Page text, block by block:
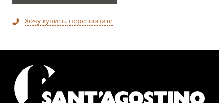
Хочу купить, перезвоните